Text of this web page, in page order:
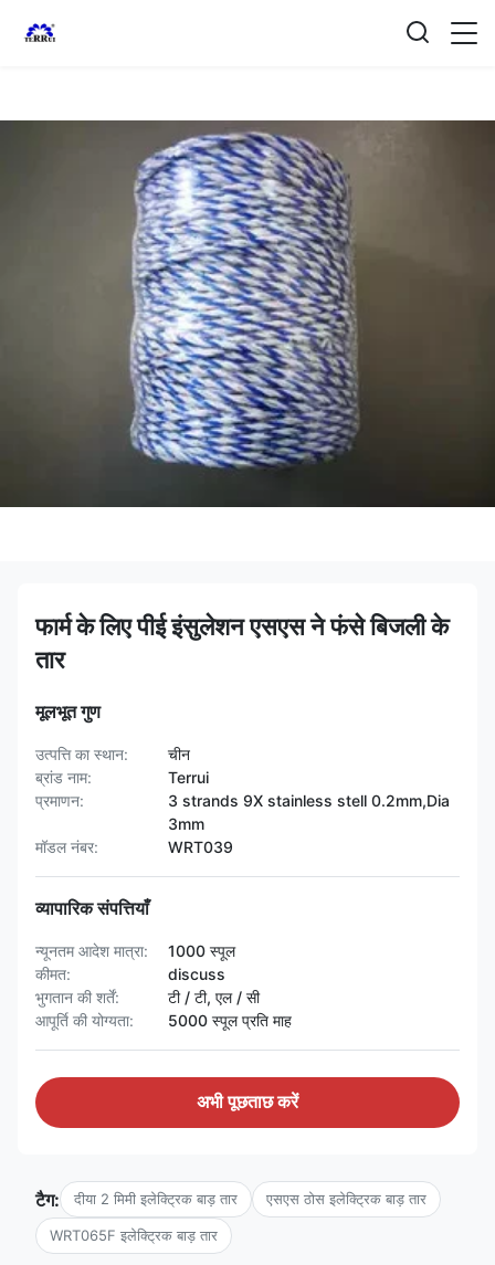
फार्म के लिए पीई इंसुलेशन एसएस ने फंसे बिजली के
तार
मूलभूत गुण
उत्पत्ति का स्थान:
चीन
ब्रांड नाम:
Terrui
प्रमाणन:
3 strands 9X stainless stell 0.2mm,Dia
3mm
मॉडल नंबर:
WRT039
व्यापारिक संपत्तियाँ
न्यूनतम आदेश मात्रा:
1000 स्पूल
कीमत:
discuss
भुगतान की शर्तें:
टी / टी, एल / सी
आपूर्ति की योग्यता:
5000 स्पूल प्रति माह
अभी पूछताछ करें
टैग: दीया 2 मिमी इलेक्ट्रिक बाड़ तार एसएस ठोस इलेक्ट्रिक बाड़ तार
WRT065F इलेक्ट्रिक बाड़ तार